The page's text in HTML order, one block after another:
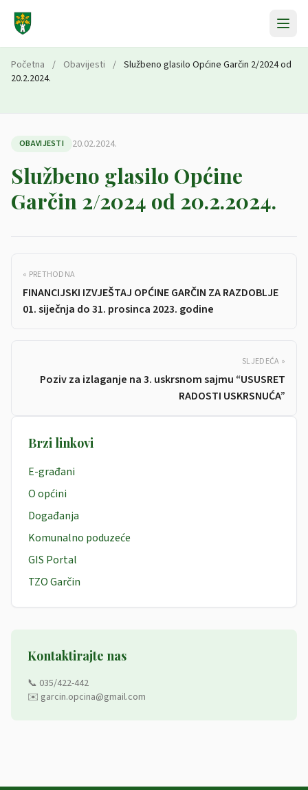
Početna / Obavijesti / Službeno glasilo Općine Garčin 2/2024 od
20.2.2024.
OBAVIJESTI 20.02.2024.
Službeno glasilo Općine
Garčin 2/2024 od 20.2.2024.
« PRETHODNA
FINANCIJSKI IZVJEŠTAJ OPĆINE GARČIN ZA RAZDOBLJE
01. siječnja do 31. prosinca 2023. godine
SLJEDEĆA »
Poziv za izlaganje na 3. uskrsnom sajmu “USUSRET
RADOSTI USKRSNUĆA”
Brzi linkovi
E-građani
O općini
Događanja
Komunalno poduzeće
GIS Portal
TZO Garčin
Kontaktirajte nas
📞 035/422-442
✉️ garcin.opcina@gmail.com